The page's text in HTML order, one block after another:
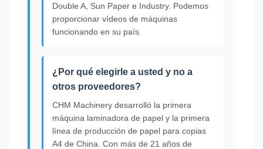
Double A, Sun Paper e Industry. Podemos
proporcionar vídeos de máquinas
funcionando en su país.
¿Por qué elegirle a usted y no a
otros proveedores?
CHM Machinery desarrolló la primera
máquina laminadora de papel y la primera
línea de producción de papel para copias
A4 de China. Con más de 21 años de